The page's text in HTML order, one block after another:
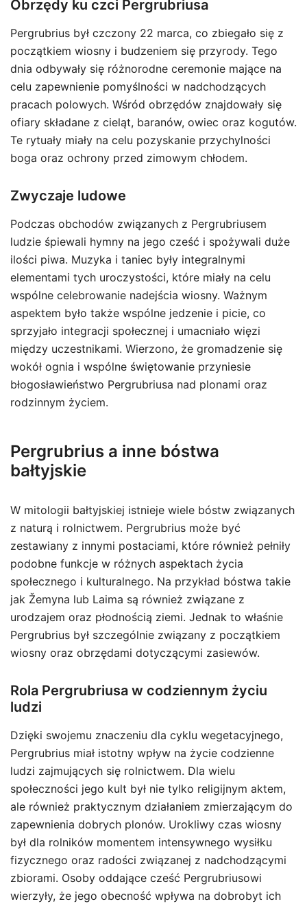
Obrzędy ku czci Pergrubriusa
Pergrubrius był czczony 22 marca, co zbiegało się z
początkiem wiosny i budzeniem się przyrody. Tego
dnia odbywały się różnorodne ceremonie mające na
celu zapewnienie pomyślności w nadchodzących
pracach polowych. Wśród obrzędów znajdowały się
ofiary składane z cieląt, baranów, owiec oraz kogutów.
Te rytuały miały na celu pozyskanie przychylności
boga oraz ochrony przed zimowym chłodem.
Zwyczaje ludowe
Podczas obchodów związanych z Pergrubriusem
ludzie śpiewali hymny na jego cześć i spożywali duże
ilości piwa. Muzyka i taniec były integralnymi
elementami tych uroczystości, które miały na celu
wspólne celebrowanie nadejścia wiosny. Ważnym
aspektem było także wspólne jedzenie i picie, co
sprzyjało integracji społecznej i umacniało więzi
między uczestnikami. Wierzono, że gromadzenie się
wokół ognia i wspólne świętowanie przyniesie
błogosławieństwo Pergrubriusa nad plonami oraz
rodzinnym życiem.
Pergrubrius a inne bóstwa
bałtyjskie
W mitologii bałtyjskiej istnieje wiele bóstw związanych
z naturą i rolnictwem. Pergrubrius może być
zestawiany z innymi postaciami, które również pełniły
podobne funkcje w różnych aspektach życia
społecznego i kulturalnego. Na przykład bóstwa takie
jak Žemyna lub Laima są również związane z
urodzajem oraz płodnością ziemi. Jednak to właśnie
Pergrubrius był szczególnie związany z początkiem
wiosny oraz obrzędami dotyczącymi zasiewów.
Rola Pergrubriusa w codziennym życiu
ludzi
Dzięki swojemu znaczeniu dla cyklu wegetacyjnego,
Pergrubrius miał istotny wpływ na życie codzienne
ludzi zajmujących się rolnictwem. Dla wielu
społeczności jego kult był nie tylko religijnym aktem,
ale również praktycznym działaniem zmierzającym do
zapewnienia dobrych plonów. Urokliwy czas wiosny
był dla rolników momentem intensywnego wysiłku
fizycznego oraz radości związanej z nadchodzącymi
zbiorami. Osoby oddające cześć Pergrubriusowi
wierzyły, że jego obecność wpływa na dobrobyt ich